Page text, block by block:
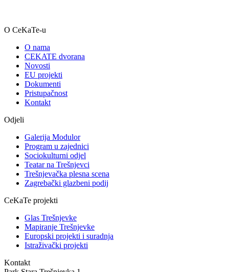
O CeKaTe-u
O nama
CEKATE dvorana
Novosti
EU projekti
Dokumenti
Pristupačnost
Kontakt
Odjeli
Galerija Modulor
Program u zajednici
Sociokulturni odjel
Teatar na Trešnjevci
Trešnjevačka plesna scena
Zagrebački glazbeni podij
CeKaTe projekti
Glas Trešnjevke
Mapiranje Trešnjevke
Europski projekti i suradnja
Istraživački projekti
Kontakt